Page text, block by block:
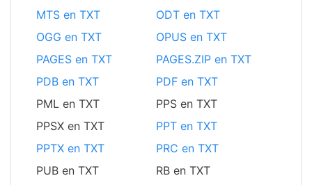
MTS en TXT
ODT en TXT
OGG en TXT
OPUS en TXT
PAGES en TXT
PAGES.ZIP en TXT
PDB en TXT
PDF en TXT
PML en TXT
PPS en TXT
PPSX en TXT
PPT en TXT
PPTX en TXT
PRC en TXT
PUB en TXT
RB en TXT